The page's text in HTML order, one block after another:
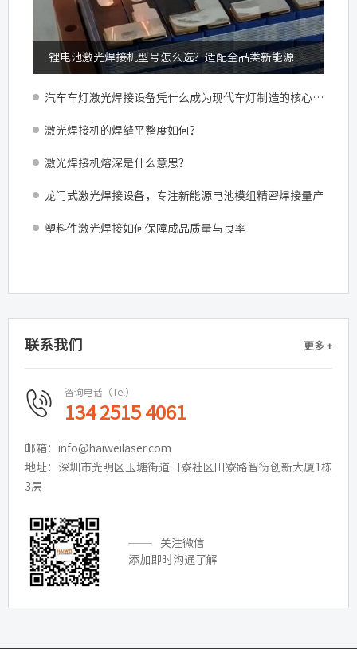
锂电池激光焊接机型号怎么选？适配全品类新能源锂电加工
汽车车灯激光焊接设备凭什么成为现代车灯制造的核心配置？
激光焊接机的焊缝平整度如何？
激光焊接机熔深是什么意思？
龙门式激光焊接设备，专注新能源电池模组精密焊接量产
塑料件激光焊接如何保障成品质量与良率
联系我们 更多 +
咨询电话（Tel）
134 2515 4061
邮箱：info@haiweilaser.com
地址：深圳市光明区玉塘街道田寮社区田寮路智衍创新大厦1栋
3层
关注微信
添加即时沟通了解